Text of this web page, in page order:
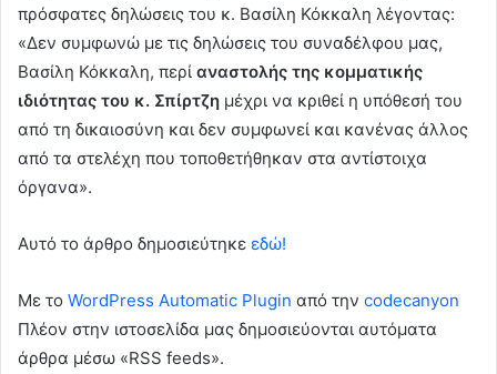
πρόσφατες δηλώσεις του κ. Βασίλη Κόκκαλη λέγοντας:
«Δεν συμφωνώ με τις δηλώσεις του συναδέλφου μας,
Βασίλη Κόκκαλη, περί αναστολής της κομματικής
ιδιότητας του κ. Σπίρτζη μέχρι να κριθεί η υπόθεσή του
από τη δικαιοσύνη και δεν συμφωνεί και κανένας άλλος
από τα στελέχη που τοποθετήθηκαν στα αντίστοιχα
όργανα».
Αυτό το άρθρο δημοσιεύτηκε εδώ!
Με το WordPress Automatic Plugin από την codecanyon
Πλέον στην ιστοσελίδα μας δημοσιεύονται αυτόματα
άρθρα μέσω «RSS feeds».